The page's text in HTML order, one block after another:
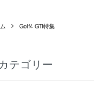
Golf4 GTI特集
カテゴリー